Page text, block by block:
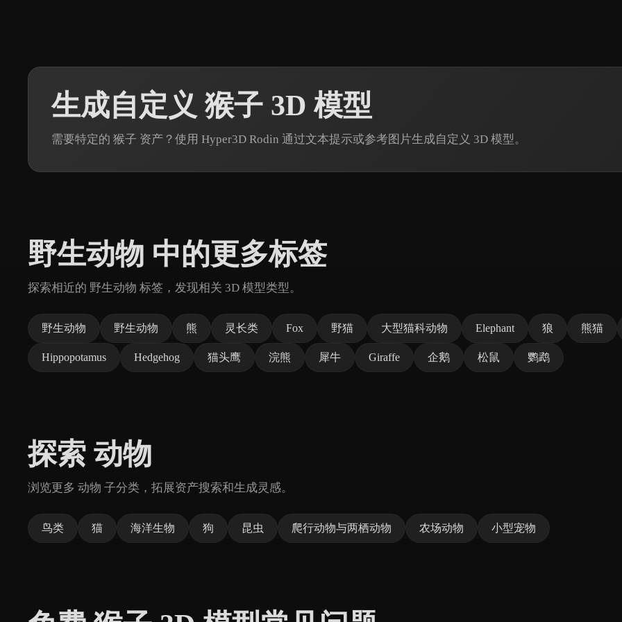
生成自定义 猴子 3D 模型
需要特定的 猴子 资产？使用 Hyper3D Rodin 通过文本提示或参考图片生成自定义 3D 模型。
野生动物 中的更多标签
探索相近的 野生动物 标签，发现相关 3D 模型类型。
野生动物 野生动物 熊 灵长类 Fox 野猫 大型猫科动物 Elephant 狼 熊猫
Hippopotamus Hedgehog 猫头鹰 浣熊 犀牛 Giraffe 企鹅 松鼠 鹦鹉
探索 动物
浏览更多 动物 子分类，拓展资产搜索和生成灵感。
鸟类 猫 海洋生物 狗 昆虫 爬行动物与两栖动物 农场动物 小型宠物